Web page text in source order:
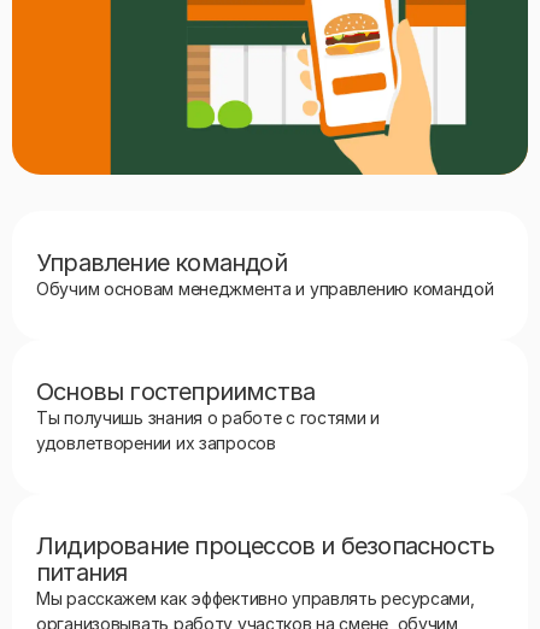
Управление командой
Обучим основам менеджмента и управлению командой
Основы гостеприимства
Ты получишь знания о работе с гостями и
удовлетворении их запросов
Лидирование процессов и безопасность
питания
Мы расскажем как эффективно управлять ресурсами,
организовывать работу участков на смене, обучим